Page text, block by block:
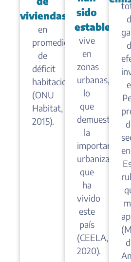
viviendas
en
promedio,
de
déficit
habitacional
(ONU
Habitat,
2015).
sido
vive
en
zonas
urbanas,
lo
que
demuestra
la
importante
urbanización
que
ha
vivido
este
país
(CEELA,
2020).